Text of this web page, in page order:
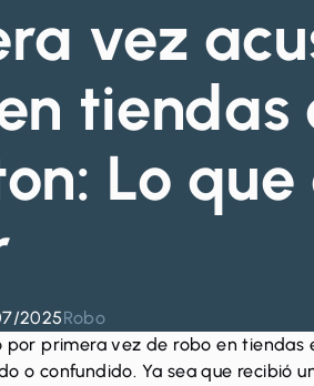
vez
tiendas
Lo
2025Robo
por primera vez de robo en tiendas
o confundido. Ya sea que recibió